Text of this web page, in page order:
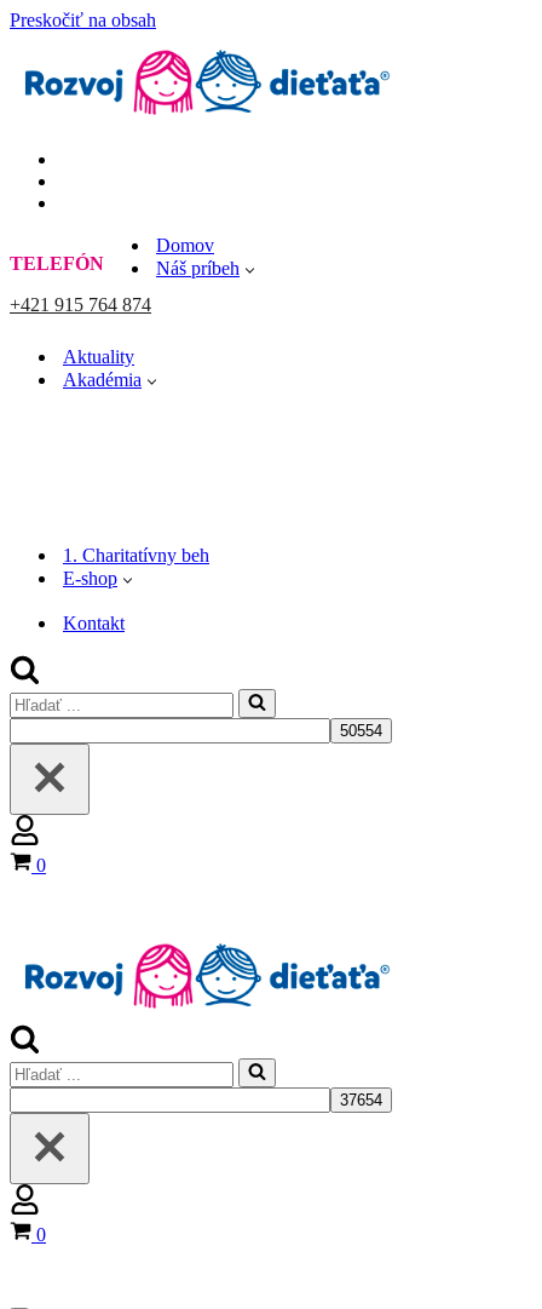
Preskočiť na obsah
TELEFÓN
+421 915 764 874
Domov
Náš príbeh
Aktuality
Akadémia
1. Charitatívny beh
E-shop
Kontakt
Search
for...
Košík
0
Search
for...
Košík
0